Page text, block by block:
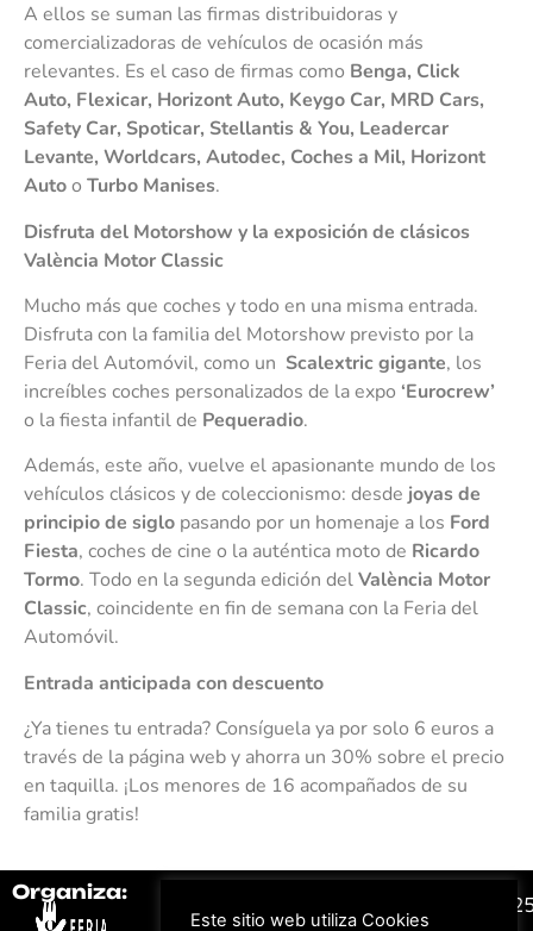
A ellos se suman las firmas distribuidoras y
comercializadoras de vehículos de ocasión más
relevantes. Es el caso de firmas como Benga, Click
Auto, Flexicar, Horizont Auto, Keygo Car, MRD Cars,
Safety Car, Spoticar, Stellantis & You, Leadercar
Levante, Worldcars, Autodec, Coches a Mil, Horizont
Autoo Turbo Manises.
Disfruta del Motorshow y la exposición de clásicos
València Motor Classic
Mucho más que coches y todo en una misma entrada.
Disfruta con la familia del Motorshow previsto por la
Feria del Automóvil, como un Scalextric gigante, los
increíbles coches personalizados de la expo ‘Eurocrew’
o la fiesta infantil de Pequeradio.
Además, este año, vuelve el apasionante mundo de los
vehículos clásicos y de coleccionismo: desdejoyas de
principio de siglo pasando por un homenaje a los Ford
Fiesta, coches de cine o la auténtica moto de Ricardo
Tormo. Todo en la segunda edición delValència Motor
Classic, coincidente en fin de semana con la Feria del
Automóvil.
Entrada anticipada con descuento
¿Ya tienes tu entrada? Consíguela ya por solo 6 euros a
través de la página web y ahorra un 30% sobre el precio
en taquilla. ¡Los menores de 16 acompañados de su
familia gratis!
Organiza:
Este sitio web utiliza Cookies